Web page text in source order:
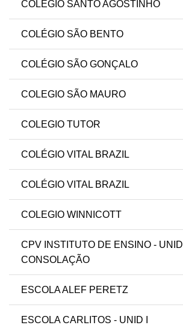
COLEGIO SANTO AGOSTINHO
COLÉGIO SÃO BENTO
COLÉGIO SÃO GONÇALO
COLEGIO SÃO MAURO
COLEGIO TUTOR
COLÉGIO VITAL BRAZIL
COLÉGIO VITAL BRAZIL
COLEGIO WINNICOTT
CPV INSTITUTO DE ENSINO - UNID
CONSOLAÇÃO
ESCOLA ALEF PERETZ
ESCOLA CARLITOS - UNID I